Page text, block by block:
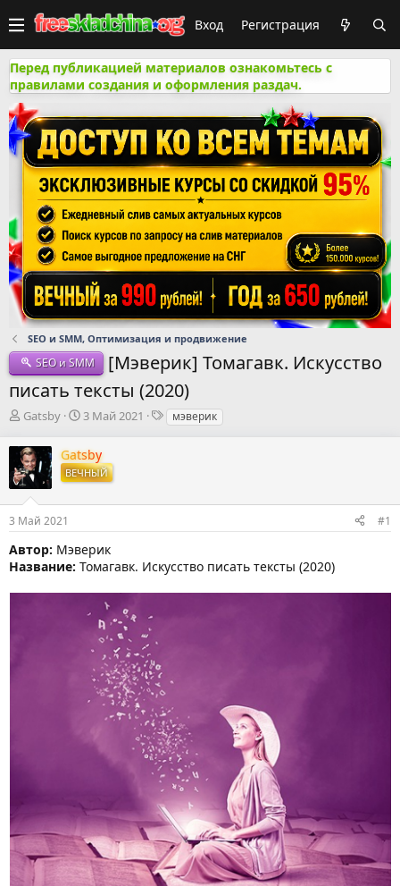
Вход Регистрация
Перед публикацией материалов ознакомьтесь с
правилами создания и оформления раздач.
SEO и SMM, Оптимизация и продвижение
SEO и SMM
[Мэверик] Томагавк. Искусство
писать тексты (2020)
А
т
о
р
м
ы
Gatsby
Д
т
а
н
а
л
а
3 Май 2021
Тмэверик
Gatsby
ВЕЧНЫЙ
3 Май 2021 #1
Автор: Мэверик
Название: Томагавк. Искусство писать тексты (2020)